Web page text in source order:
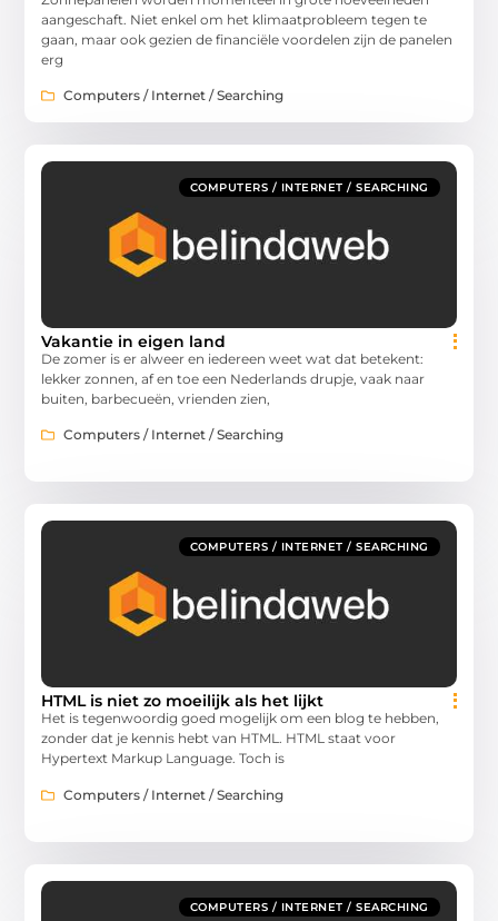
aangeschaft. Niet enkel om het klimaatprobleem tegen te
gaan, maar ook gezien de financiële voordelen zijn de panelen
erg
Computers / Internet / Searching
COMPUTERS / INTERNET / SEARCHING
Vakantie in eigen land
De zomer is er alweer en iedereen weet wat dat betekent:
lekker zonnen, af en toe een Nederlands drupje, vaak naar
buiten, barbecueën, vrienden zien,
Computers / Internet / Searching
COMPUTERS / INTERNET / SEARCHING
HTML is niet zo moeilijk als het lijkt
Het is tegenwoordig goed mogelijk om een blog te hebben,
zonder dat je kennis hebt van HTML. HTML staat voor
Hypertext Markup Language. Toch is
Computers / Internet / Searching
COMPUTERS / INTERNET / SEARCHING